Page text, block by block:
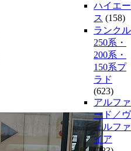
ハイエー
ス (158)
ランクル
250系・
200系・
150系プ
ラド
(623)
アルファ
ード／ヴ
ェルファ
イア